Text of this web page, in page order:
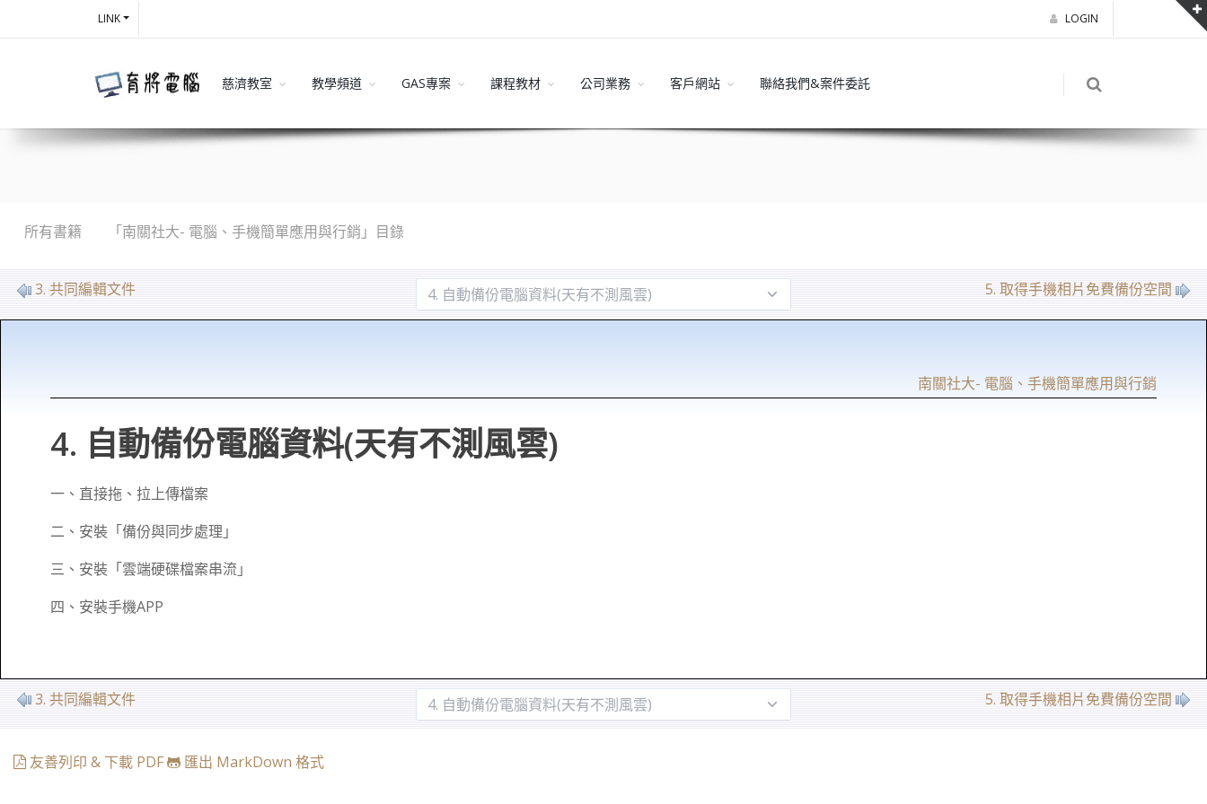
LOGIN
LINK
慈濟教室 教學頻道 GAS專案 課程教材 公司業務 客戶網站 聯絡我們&案件委託
所有書籍 「南關社大- 電腦、手機簡單應用與行銷」目錄
3. 共同編輯文件 5. 取得手機相片免費備份空間
南關社大- 電腦、手機簡單應用與行銷
4. 自動備份電腦資料(天有不測風雲)
一、直接拖、拉上傳檔案
二、安裝「備份與同步處理」
三、安裝「雲端硬碟檔案串流」
四、安裝手機APP
3. 共同編輯文件 5. 取得手機相片免費備份空間
友善列印 & 下載 PDF 匯出 MarkDown 格式